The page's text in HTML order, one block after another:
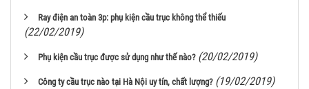
Ray điện an toàn 3p: phụ kiện cầu trục không thể thiếu
(22/02/2019)
Phụ kiện cầu trục được sử dụng như thế nào? (20/02/2019)
Công ty cầu trục nào tại Hà Nội uy tín, chất lượng? (19/02/2019)